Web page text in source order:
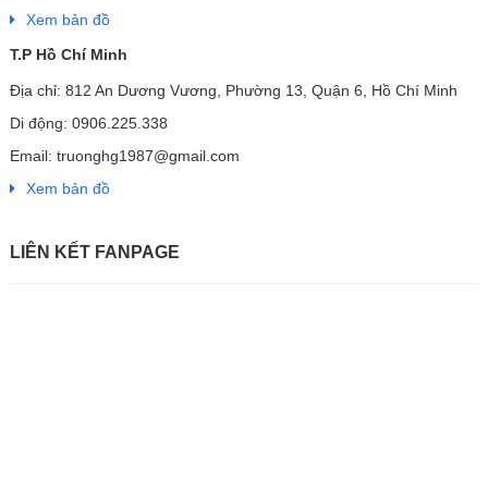
Xem bản đồ
T.P Hồ Chí Minh
Địa chỉ: 812 An Dương Vương, Phường 13, Quận 6, Hồ Chí Minh
Di động: 0906.225.338
Email: truonghg1987@gmail.com
Xem bản đồ
LIÊN KẾT FANPAGE